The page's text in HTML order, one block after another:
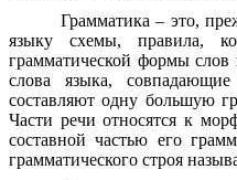
Грамматика – это,
языку схемы, правила,
грамматической формы
слова языка,
составляют одну большую
Части речи относятся к
составной частью его
грамматического строя